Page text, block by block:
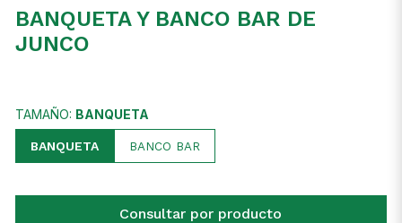
BANQUETA Y BANCO BAR DE
JUNCO
TAMAÑO: BANQUETA
BANQUETA BANCO BAR
Consultar por producto